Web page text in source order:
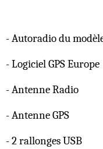
- Autoradio du
- Logiciel GPS Europe
- Antenne Radio
- Antenne GPS
- 2 rallonges USB